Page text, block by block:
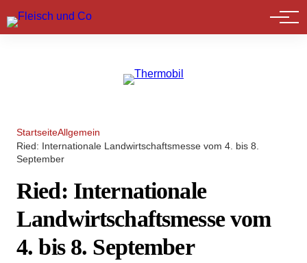
Marktführer
StartseiteAllgemein
Ried: Internationale Landwirtschaftsmesse vom 4. bis 8.
September
Ried: Internationale
Landwirtschaftsmesse vom
4. bis 8. September